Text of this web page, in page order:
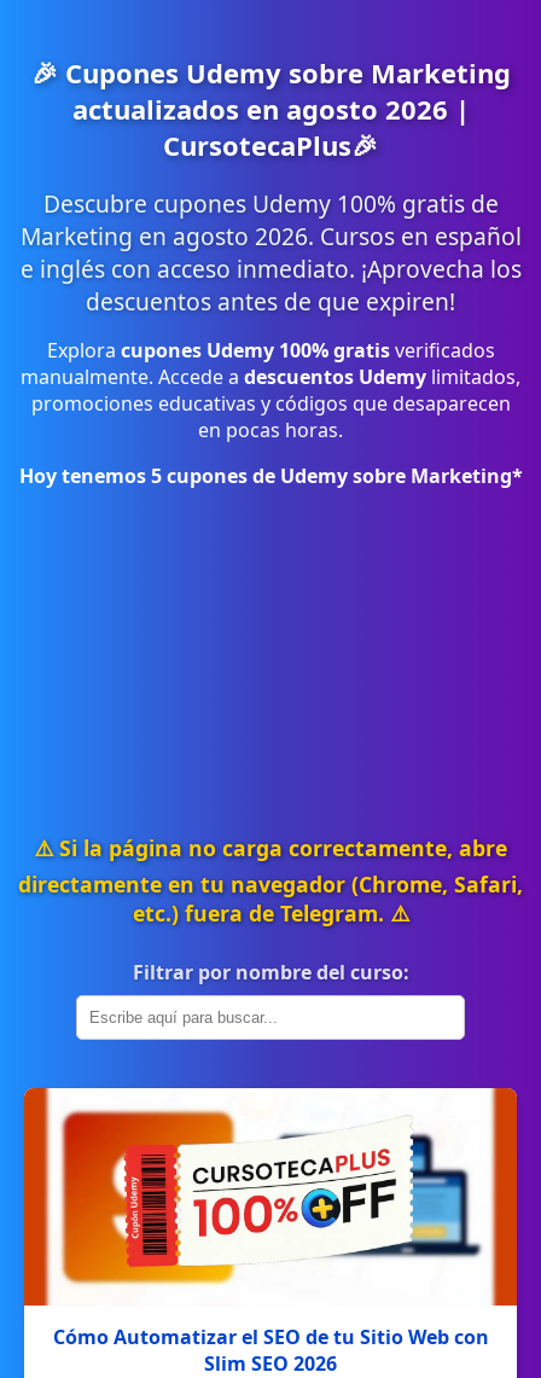
🎉 Cupones Udemy sobre Marketing
actualizados en agosto 2026 |
CursotecaPlus🎉
Descubre cupones Udemy 100% gratis de
Marketing en agosto 2026. Cursos en español
e inglés con acceso inmediato. ¡Aprovecha los
descuentos antes de que expiren!
Explora cupones Udemy 100% gratisverificados
manualmente. Accede a descuentos Udemy limitados,
promociones educativas y códigos que desaparecen
en pocas horas.
Hoy tenemos5cupones de Udemy sobre Marketing*
⚠️ Si la página no carga correctamente, abre
directamente en tu navegador (Chrome, Safari,
etc.) fuera de Telegram. ⚠️
Filtrar por nombre del curso:
Cómo Automatizar el SEO de tu Sitio Web con
Slim SEO 2026